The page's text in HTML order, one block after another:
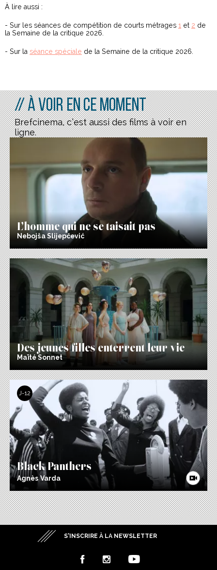
À lire aussi :
- Sur les séances de compétition de courts métrages 1 et 2 de
la Semaine de la critique 2026.
- Sur la séance spéciale de la Semaine de la critique 2026.
// À voir en ce moment
Brefcinema, c’est aussi des films à voir en
ligne.
L’homme qui ne se taisait pas
Nebojša Slijepčević
Des jeunes filles enterrent leur vie
Maïté Sonnet
J-12
Black Panthers
Agnès Varda
S’INSCRIRE À LA NEWSLETTER